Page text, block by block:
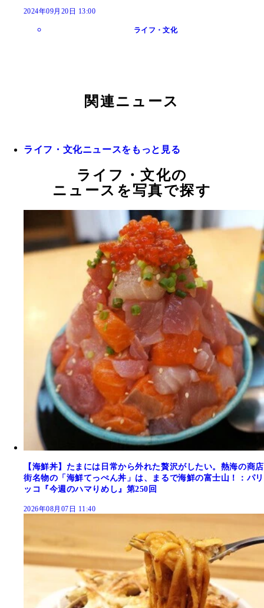
2024年09月20日 13:00
ライフ・文化
関連ニュース
ライフ・文化ニュースをもっと見る
ライフ・文化の
ニュースを写真で探す
【海鮮丼】たまには日常から外れた贅沢がしたい。熱海の商店
街名物の「海鮮てっぺん丼」は、まるで海鮮の富士山！：パリ
ッコ『今週のハマりめし』第250回
2026年08月07日 11:40